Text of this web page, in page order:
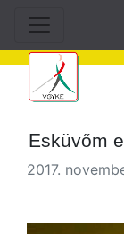
Esküvőm
2017.